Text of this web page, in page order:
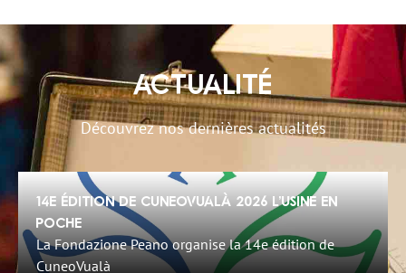
ACTUALITÉ
Découvrez nos dernières actualités
14e édition de CuneoVualà 2026 L’Usine en
poche
La Fondazione Peano organise la 14e édition de
CuneoVualà